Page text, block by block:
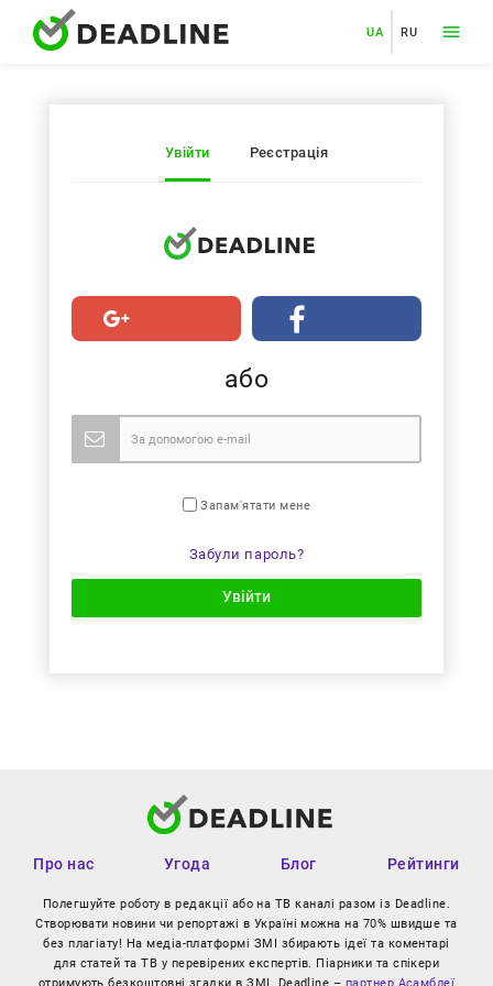
UA RU
Увійти Реєстрація
або
Запам'ятати мене
Забули пароль?
Увійти
Про нас Угода Блог Рейтинги
Полегшуйте роботу в редакції або на ТВ каналі разом із Deadline.
Створювати новини чи репортажі в Україні можна на 70% швидше та
без плагіату! На медіа-платформі ЗМІ збирають ідеї та коментарі
для статей та ТВ у перевірених експертів. Піарники та спікери